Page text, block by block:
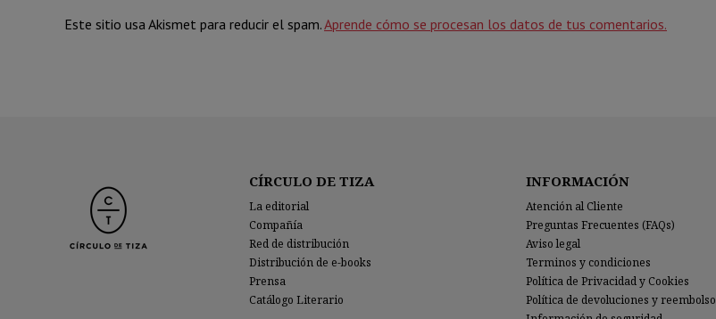
Este sitio usa Akismet para reducir el spam.Aprende cómo se procesan los datos de tus comentarios.
CÍRCULO DE TIZA
La editorial
Compañía
Red de distribución
Distribución de e-books
Prensa
Catálogo Literario
INFORMACIÓN
Atención al Cliente
Preguntas Frecuentes (FAQs)
Aviso legal
Terminos y condiciones
Política de Privacidad y Cookies
Política de devoluciones y reembolso